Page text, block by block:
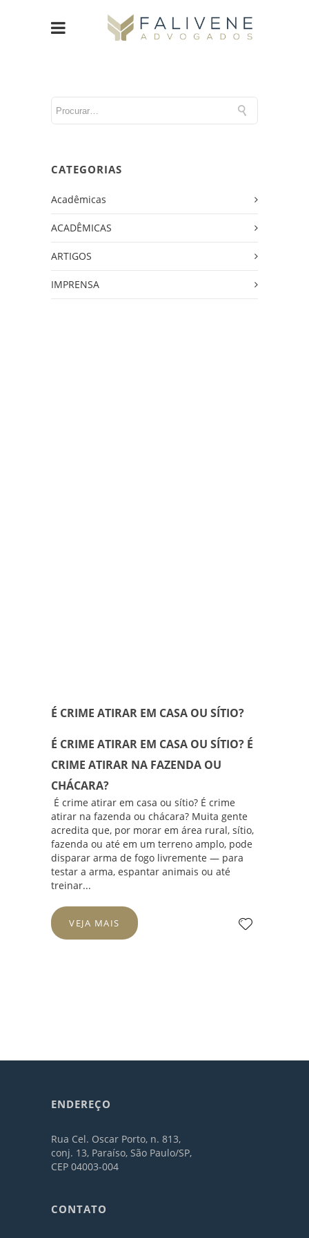
CATEGORIAS
Acadêmicas
ACADÊMICAS
ARTIGOS
IMPRENSA
É CRIME ATIRAR EM CASA OU SÍTIO?
É CRIME ATIRAR EM CASA OU SÍTIO? É
CRIME ATIRAR NA FAZENDA OU
CHÁCARA?
É crime atirar em casa ou sítio? É crime
atirar na fazenda ou chácara? Muita gente
acredita que, por morar em área rural, sítio,
fazenda ou até em um terreno amplo, pode
disparar arma de fogo livremente — para
testar a arma, espantar animais ou até
treinar...
VEJA MAIS
ENDEREÇO
Rua Cel. Oscar Porto, n. 813,
conj. 13, Paraíso, São Paulo/SP,
CEP 04003-004
CONTATO